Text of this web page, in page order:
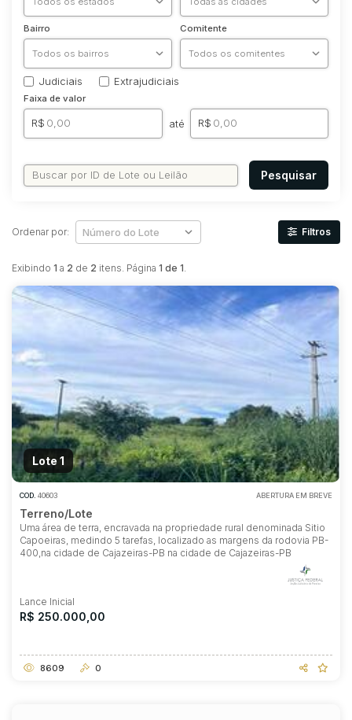
Bairro Comitente
Judiciais Extrajudiciais
Faixa de valor
R$ até R$
Pesquisar
Exibindo 1 a 2 de 2 itens. Página 1 de 1.
Ordenar por: Filtros
Lote 1
COD. 40603 ABERTURA EM BREVE
Terreno/Lote
Uma área de terra, encravada na propriedade rural denominada Sitio
Capoeiras, medindo 5 tarefas, localizado as margens da rodovia PB-
400,na cidade de Cajazeiras-PB na cidade de Cajazeiras-PB
Lance Inicial
R$ 250.000,00
8609 0